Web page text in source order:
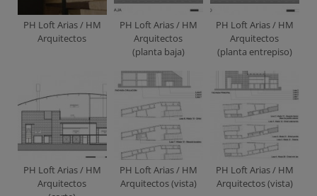
PH Loft Arias / HM
Arquitectos
PH Loft Arias / HM
Arquitectos
(planta baja)
PH Loft Arias / HM
Arquitectos
(planta entrepiso)
PH Loft Arias / HM
Arquitectos
PH Loft Arias / HM
Arquitectos (vista)
PH Loft Arias / HM
Arquitectos (vista)